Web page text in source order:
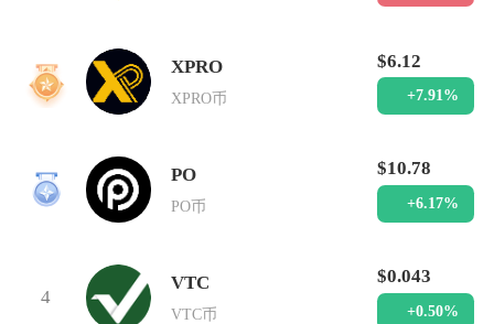
2
XPRO
XPRO币
$6.12
+7.91%
3
PO
PO币
$10.78
+6.17%
4
VTC
VTC币
$0.043
+0.50%